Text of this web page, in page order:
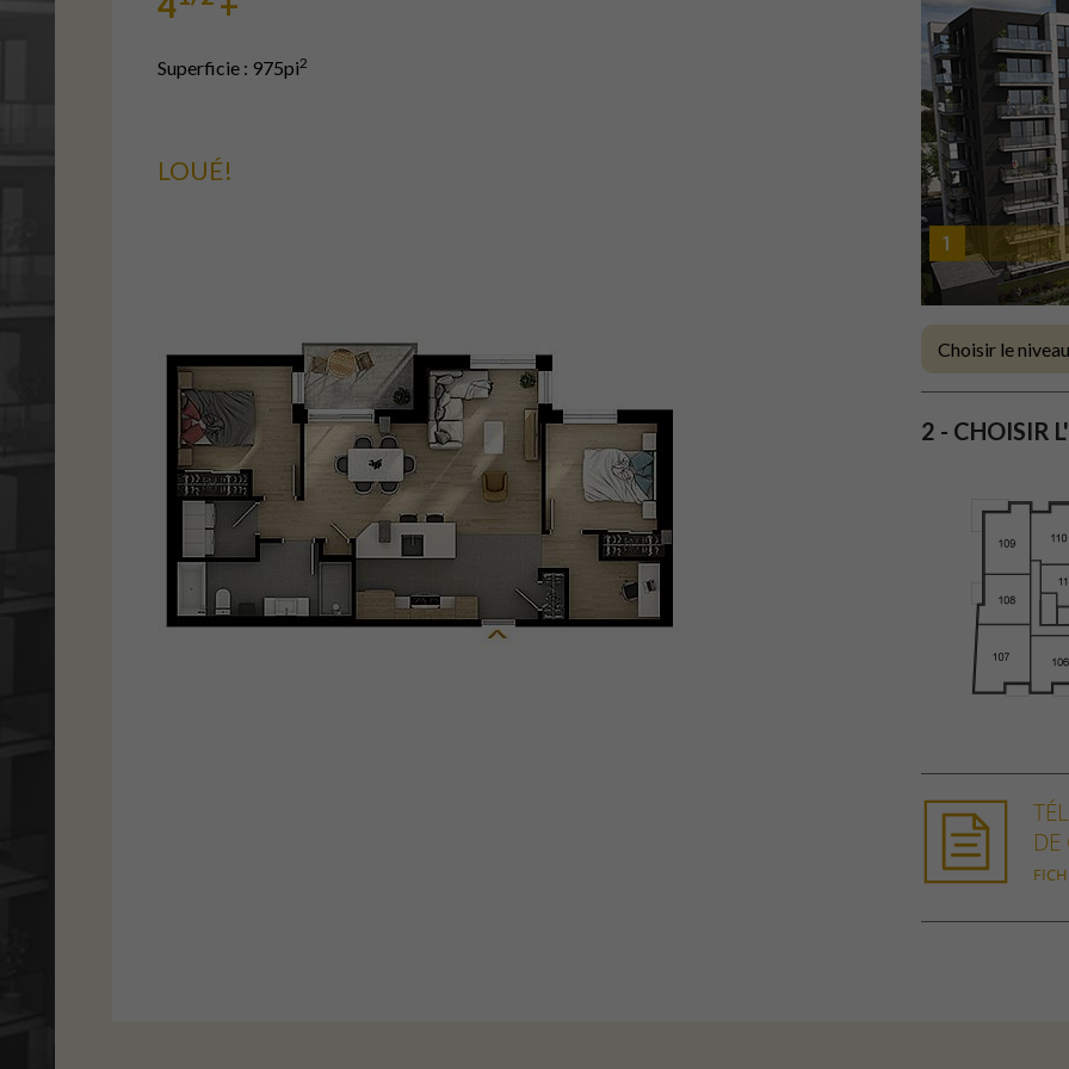
Superficie : 975pi2
LOUÉ!
2 - CHOISIR
DE